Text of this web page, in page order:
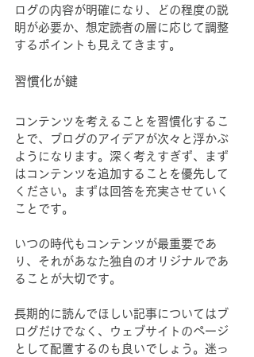
ログの内容が明確になり、どの程度の説
明が必要か、想定読者の層に応じて調整
するポイントも見えてきます。
習慣化が鍵
コンテンツを考えることを習慣化するこ
とで、ブログのアイデアが次々と浮かぶ
ようになります。深く考えすぎず、まず
はコンテンツを追加することを優先して
ください。まずは回答を充実させていく
ことです。
いつの時代もコンテンツが最重要であ
り、それがあなた独自のオリジナルであ
ることが大切です。
長期的に読んでほしい記事についてはブ
ログだけでなく、ウェブサイトのページ
として配置するのも良いでしょう。迷っ